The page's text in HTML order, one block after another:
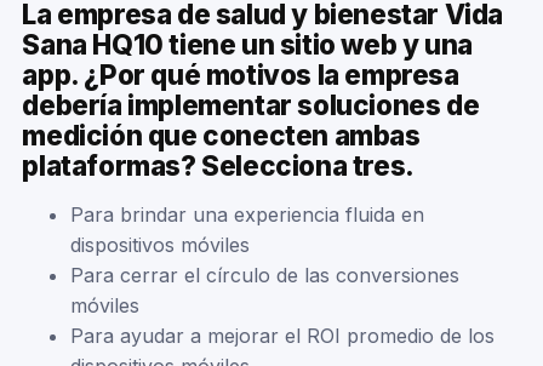
La empresa de salud y bienestar Vida
Sana HQ10 tiene un sitio web y una
app. ¿Por qué motivos la empresa
debería implementar soluciones de
medición que conecten ambas
plataformas? Selecciona tres.
Para brindar una experiencia fluida en
dispositivos móviles
Para cerrar el círculo de las conversiones
móviles
Para ayudar a mejorar el ROI promedio de los